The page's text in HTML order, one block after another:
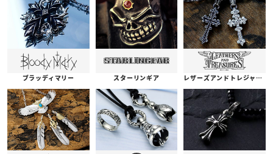
ブラッディマリー スターリンギア レザーズアンドトレジャーズ